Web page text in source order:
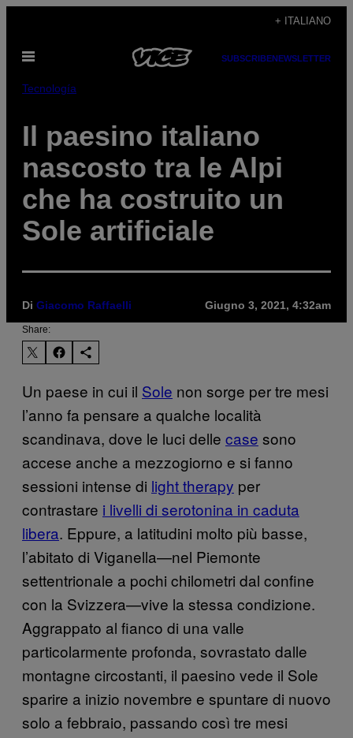
contenuto
+ ITALIANO
Apri
SUBSCRIBENEWSLETTER
Tecnología
Il paesino italiano
nascosto tra le Alpi
che ha costruito un
Sole artificiale
Di Giacomo Raffaelli Giugno 3, 2021, 4:32am
Share:
Un paese in cui il Sole non sorge per tre mesi
l’anno fa pensare a qualche località
scandinava, dove le luci delle case sono
accese anche a mezzogiorno e si fanno
sessioni intense di light therapy per
contrastare i livelli di serotonina in caduta
libera. Eppure, a latitudini molto più basse,
l’abitato di Viganella—nel Piemonte
settentrionale a pochi chilometri dal confine
con la Svizzera—vive la stessa condizione.
Aggrappato al fianco di una valle
particolarmente profonda, sovrastato dalle
montagne circostanti, il paesino vede il Sole
sparire a inizio novembre e spuntare di nuovo
solo a febbraio, passando così tre mesi